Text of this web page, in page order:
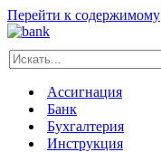
Перейти к содержимому
Искать...
Ассигнация
Банк
Бухгалтерия
Инструкция